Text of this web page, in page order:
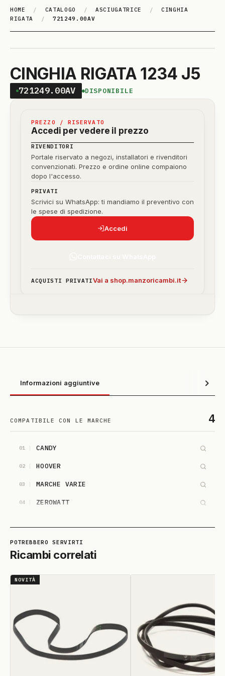
HOME / CATALOGO / ASCIUGATRICE /
CINGHIA
RIGATA
/ 721249.00AV
CINGHIA RIGATA 1234 J5
721249.00AV DISPONIBILE
PREZZO / RISERVATO
Accedi per vedere il prezzo
RIVENDITORI
Portale riservato a negozi, installatori e rivenditori
convenzionati. Prezzo e ordine online compaiono
dopo l'accesso.
PRIVATI
Scrivici su WhatsApp: ti mandiamo il preventivo con
le spese di spedizione.
Accedi
ACQUISTI PRIVATIVai a shop.manzoricambi.it
Informazioni aggiuntive
COMPATIBILE CON LE MARCHE 4
01 CANDY
02 HOOVER
03 MARCHE VARIE
04 ZEROWATT
Ricambi correlati
NOVITÀ